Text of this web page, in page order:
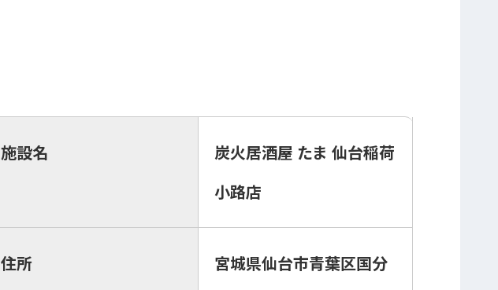
施設名
炭火居酒屋 たま 仙台稲荷
小路店
住所
宮城県仙台市青葉区国分